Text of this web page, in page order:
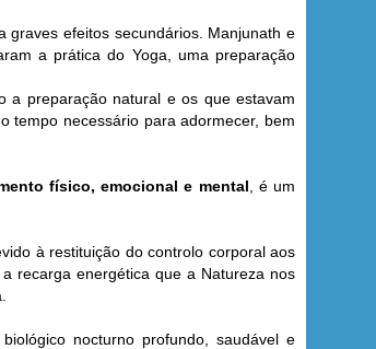
graves efeitos secundários. Manjunath e
a prática do Yoga, uma preparação
a preparação natural e os que estavam
tempo necessário para adormecer, bem
físico, emocional e mental , é um
à restituição do controlo corporal aos
recarga energética que a Natureza nos
nocturno profundo, saudável e